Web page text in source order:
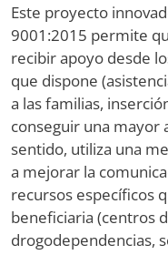
Este proyecto
9001:2015 permite
recibir apoyo desde
que dispone
a las familias,
conseguir una mayor
sentido, utiliza una
a mejorar la
recursos específicos
beneficiaria (centros
drogodependencias,